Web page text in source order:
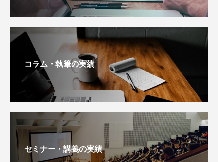
コラム・執筆の実績
セミナー・講義の実績